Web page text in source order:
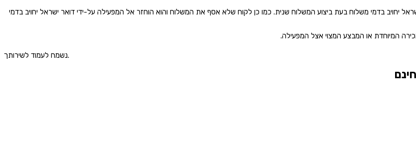
יחויב בדמי משלוח בעת ביצוע המשלוח שנית. כמו כן לקוח שלא אסף את המשלוח והוא הוחזר אל המפעילה על-ידי דואר ישראל יחויב בדמי
המיוחדת או המבצע המצוי אצל המפעילה.
נשמח לעמוד לשירותך.